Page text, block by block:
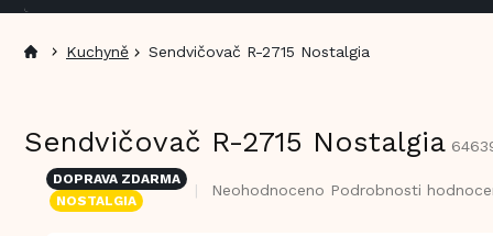
Kuchyně Sendvičovač R-2715 Nostalgia
Sendvičovač R-2715 Nostalgia
DOPRAVA ZDARMA
NOSTALGIA
Průměrné
Neohodnoceno Podrobnosti